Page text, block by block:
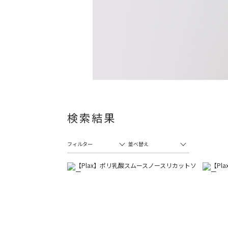
検索結果
フィルター 並べ替え